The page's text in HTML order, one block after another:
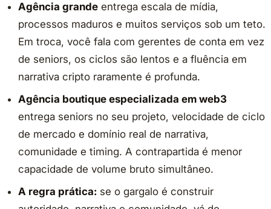
Agência grande entrega escala de mídia,
processos maduros e muitos serviços sob um teto.
Em troca, você fala com gerentes de conta em vez
de seniors, os ciclos são lentos e a fluência em
narrativa cripto raramente é profunda.
Agência boutique especializada em web3
entrega seniors no seu projeto, velocidade de ciclo
de mercado e domínio real de narrativa,
comunidade e timing. A contrapartida é menor
capacidade de volume bruto simultâneo.
A regra prática: se o gargalo é construir